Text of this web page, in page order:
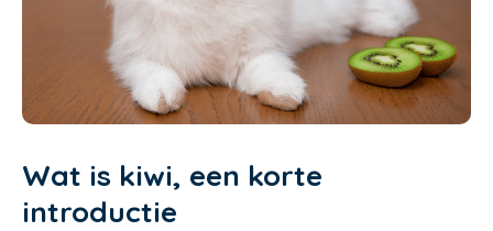
Wat is kiwi, een korte
introductie